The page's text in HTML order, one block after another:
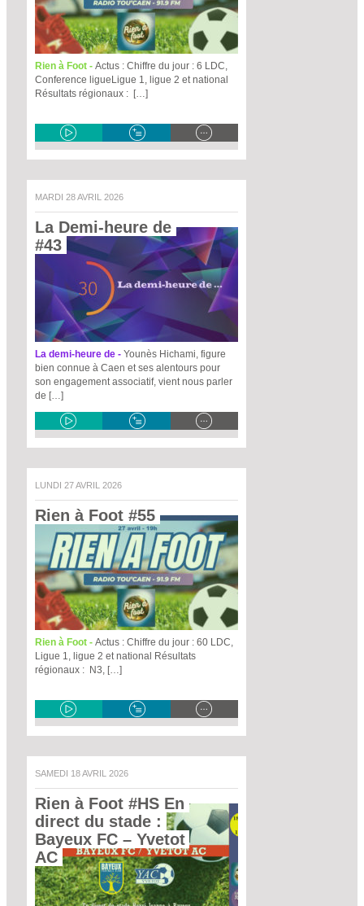
Rien à Foot - Actus : Chiffre du jour : 6 LDC,
Conference ligueLigue 1, ligue 2 et national
Résultats régionaux : […]
MARDI 28 AVRIL 2026
La Demi-heure de
#43
La demi-heure de - Younès Hichami, figure
bien connue à Caen et ses alentours pour
son engagement associatif, vient nous parler
de […]
LUNDI 27 AVRIL 2026
Rien à Foot #55
Rien à Foot - Actus : Chiffre du jour : 60 LDC,
Ligue 1, ligue 2 et national Résultats
régionaux : N3, […]
SAMEDI 18 AVRIL 2026
Rien à Foot #HS En
direct du stade :
Bayeux FC – Yvetot
AC